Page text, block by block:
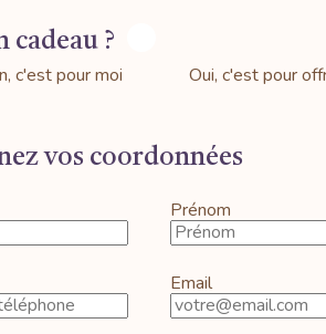
cadeau ?
c'est pour moi Oui, c'est pour
vos coordonnées
Prénom
Email